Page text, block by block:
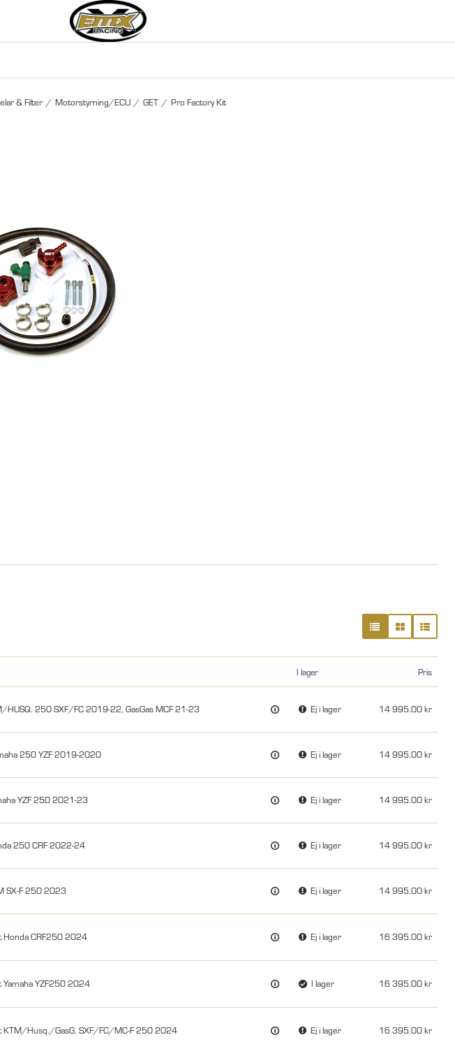
& Filter / Motorstyrning/ECU / GET / Pro Factory Kit
I lager Pris
HUSQ. 250 SXF/FC 2019-22, GasGas MCF 21-23 Ej i lager 14 995.00
250 YZF 2019-2020 Ej i lager 14 995.00
YZF 250 2021-23 Ej i lager 14 995.00
250 CRF 2022-24 Ej i lager 14 995.00
SX-F 250 2023 Ej i lager 14 995.00
Honda CRF250 2024 Ej i lager 16 395.00
Yamaha YZF250 2024 I lager 16 395.00
KTM/Husq./GasG. SXF/FC/MC-F 250 2024 Ej i lager 16 395.00